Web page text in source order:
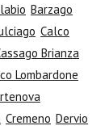
Barzago
Calco
Brianza
Lombardone
Cremeno Dervio